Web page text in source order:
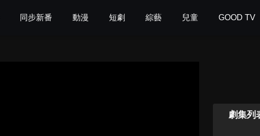
同步新番 動漫 短劇 綜藝 兒童 GOOD TV
劇集列